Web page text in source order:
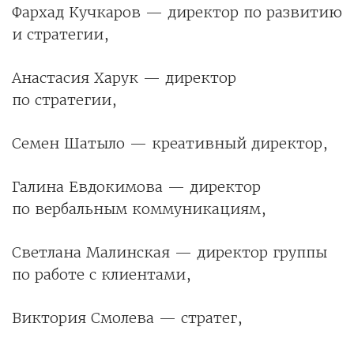
Фархад Кучкаров — директор по развитию
и стратегии,
Анастасия Харук — директор
по стратегии,
Семен Шатыло — креативный директор,
Галина Евдокимова — директор
по вербальным коммуникациям,
Светлана Малинская — директор группы
по работе с клиентами,
Виктория Смолева — стратег,